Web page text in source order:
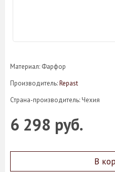
Вазы
Декоративные
Кашпо
Фруктовницы
Декоративные
Зеркала
Материал: Фарфор
Производитель:Repast
Страна-производитель: Чехия
6 298 руб.
В